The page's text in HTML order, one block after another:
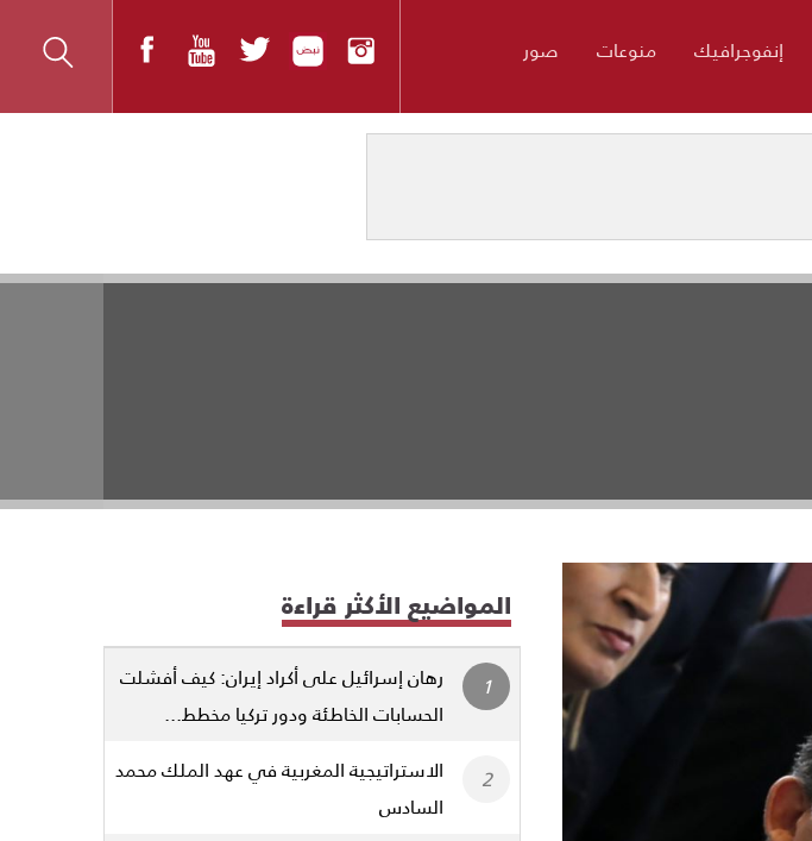
إنفوجرافيك منوعات صور
المواضيع الأكثر قراءة
رهان إسرائيل على أكراد إيران: كيف أفشلت
الحسابات الخاطئة ودور تركيا مخطط...
الاستراتيجية المغربية في عهد الملك محمد
السادس